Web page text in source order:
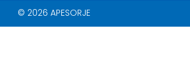
© 2026 APESORJE